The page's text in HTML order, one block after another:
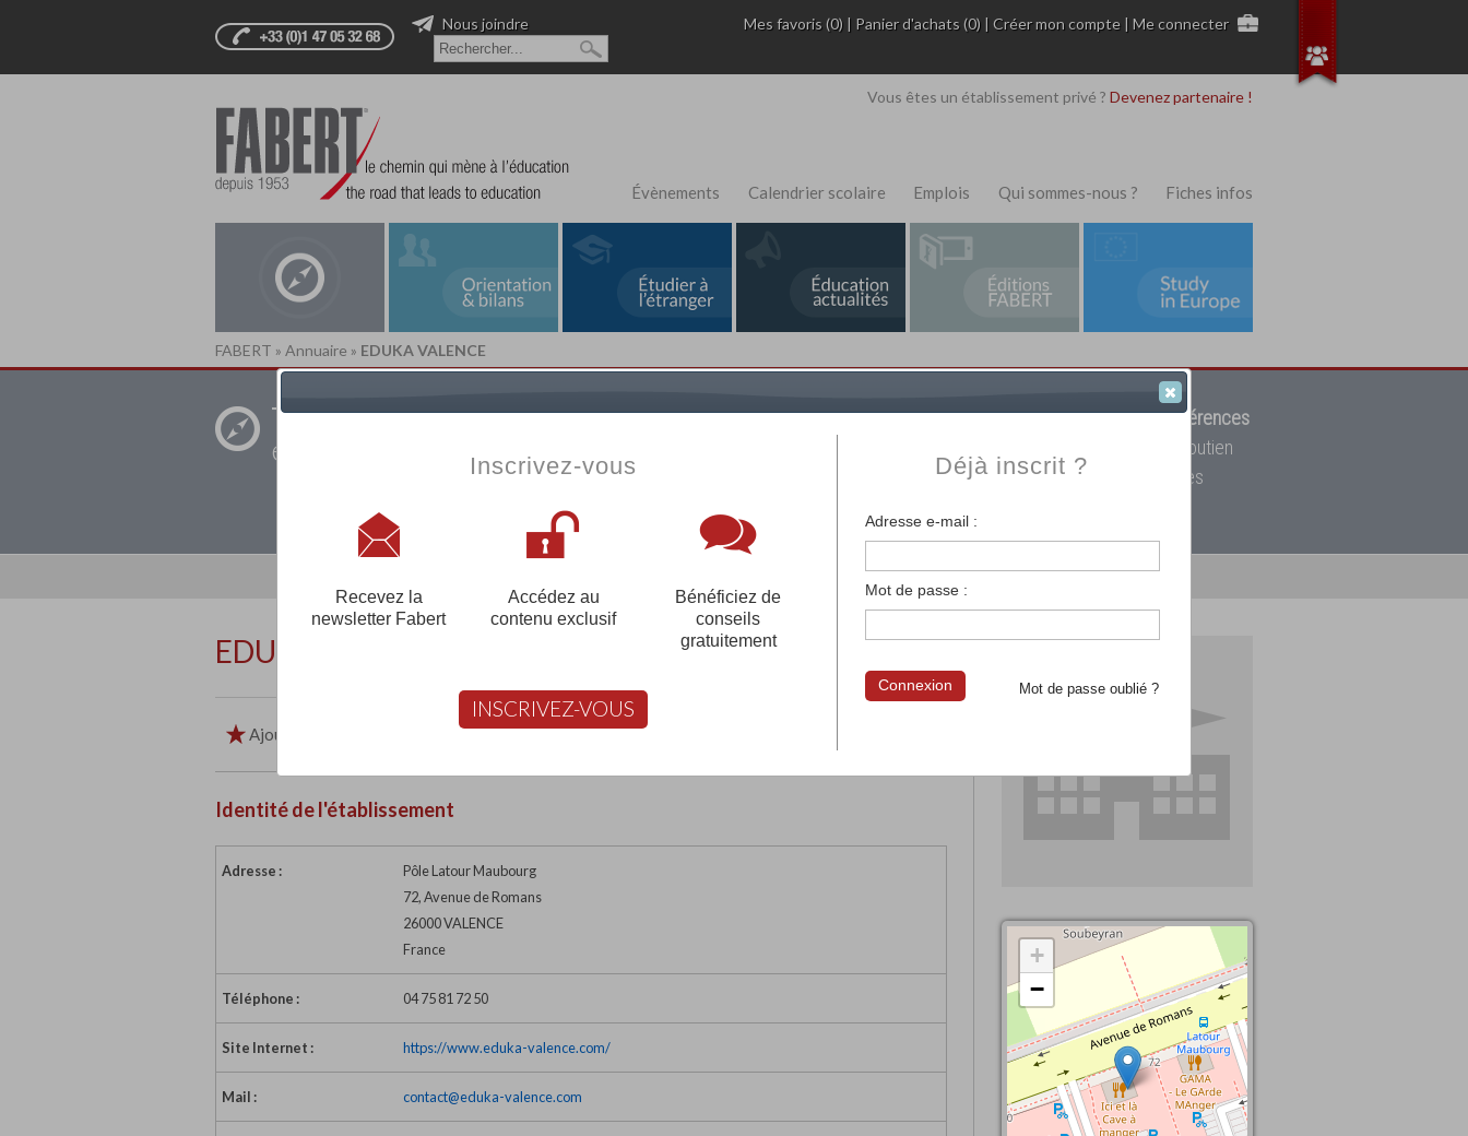
Mes favoris (0) | Panier d'achats (0) |Créer mon compte |Me connecter
Nous joindre
Vous êtes un établissement privé ? Devenez partenaire !
Évènements Calendrier scolaire Emplois Qui sommes-nous ? Fiches infos
FABERT » Annuaire » EDUKA VALENCE
Trouver un
établissement privé
L'Annuaire de rechercheFabert.comvous permet de trouver parmi12908 références
votre établissement privé, du primaire au supérieur, mais aussi des cours de soutien
scolaire et des cours à distance. Ce moteur regroupe toutes les écoles privées
Loguez-vous, créez votre compte pour être accompagné gratuitement dans votre recherche d'école
EDUKA VALENCE
Ajouter aux favoris Imprimer Retour
Identité de l'établissement
Adresse :
Pôle Latour Maubourg
72, Avenue de Romans
26000 VALENCE
France
Téléphone : 04 75 81 72 50
Site Internet : https://www.eduka-valence.com/
Mail : contact@eduka-valence.com
+
−
Inscrivez-vous
Recevez la
newsletter Fabert
Accédez au
contenu exclusif
Bénéficiez de
conseils
gratuitement
INSCRIVEZ-VOUS
Déjà inscrit ?
Adresse e-mail :
Mot de passe :
Mot de passe oublié ?
Connexion